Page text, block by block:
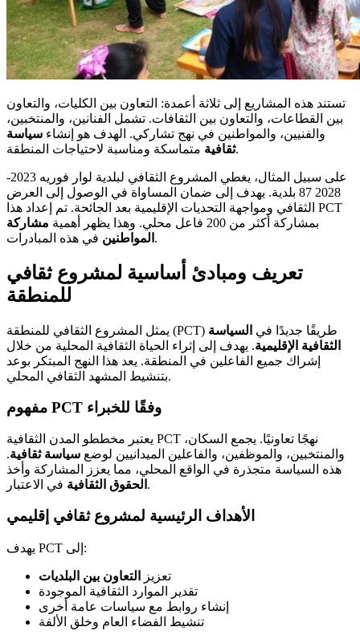
تستند هذه المشاريع إلى ثلاثة أعمدة: التعاون بين الكليات، والتعاون
بين القطاعات، والتعاون بين الثقافات. تشمل الفنانين، والمنتخبين،
والفنيين، والمواطنين في نهج تشاركي. الهدف هو إنشاء سياسة
ثقافيةمتماسكة ومناسبة لاحتياجات المنطقة.
على سبيل المثال، يغطي المشروع الثقافي لبلدية لوار فوريه 2023-
2028 87 بلدية. يهدف إلى ضمان المساواة في الوصول إلى العرض
الثقافي ومواجهة التحديات الإقليمية بعد الجائحة. تم إعداد هذا PCT
بمشاركة أكثر من 200 فاعل محلي. وهذا يظهر أهمية
مشاركة
المواطنين في هذه المبادرات.
تعريف ومبادئ أساسية لمشروع ثقافي
للمنطقة
يمثل المشروع الثقافي للمنطقة (PCT) طريقًا جديدًا في السياسة
الثقافية الإقليمية. يهدف إلى إثراء الحياة الثقافية المحلية من خلال
إشراك جميع الفاعلين في المنطقة. يعد هذا النهج المبتكر بوعد
بتنشيط المشهد الثقافي المحلي.
مفهوم PCT وفقًا للخبراء
يعتبر مخططو المدن الثقافية PCT نهجًا تعاونيًا. يجمع السكان،
والمنتخبين، والموظفين، والفاعلين الميدانيين لوضع سياسة ثقافية.
هذه السياسة متجذرة في الواقع المحلي، مما يعزز المشاركة وأخذ
الحقوق الثقافية في الاعتبار.
الأهداف الرئيسية لمشروع ثقافي إقليمي
يهدف PCT إلى:
تعزيز
التعاون بين البلديات
تقدير الموارد الثقافية الموجودة
إنشاء روابط مع سياسات عامة أخرى
تنشيط الفضاء العام وخلق الألفة